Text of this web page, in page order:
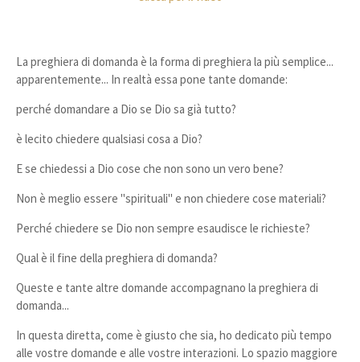
La preghiera di domanda è la forma di preghiera la più semplice...
apparentemente... In realtà essa pone tante domande:
perché domandare a Dio se Dio sa già tutto?
è lecito chiedere qualsiasi cosa a Dio?
E se chiedessi a Dio cose che non sono un vero bene?
Non è meglio essere "spirituali" e non chiedere cose materiali?
Perché chiedere se Dio non sempre esaudisce le richieste?
Qual è il fine della preghiera di domanda?
Queste e tante altre domande accompagnano la preghiera di
domanda...
In questa diretta, come è giusto che sia, ho dedicato più tempo
alle vostre domande e alle vostre interazioni. Lo spazio maggiore